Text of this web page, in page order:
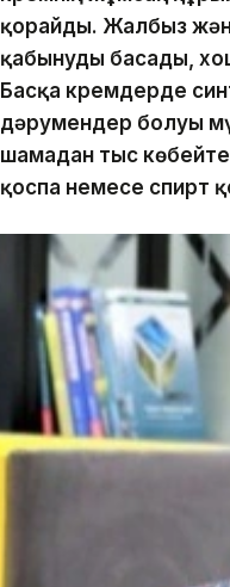
қорғайды. Жалбыз
қабынуды басады,
Басқа кремдерде
дәрумендер болуы
шамадан тыс
қоспа немесе спирт